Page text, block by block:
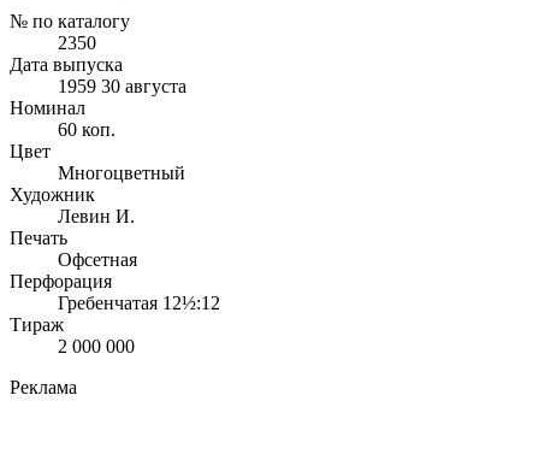
№ по каталогу
2350
Дата выпуска
1959 30 августа
Номинал
60 коп.
Цвет
Многоцветный
Художник
Левин И.
Печать
Офсетная
Перфорация
Гребенчатая 12½:12
Тираж
2 000 000
Реклама